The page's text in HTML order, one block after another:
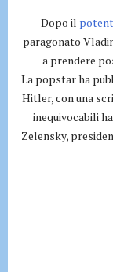
Dopo il
paragonato
a prendere
La popstar ha
Hitler, con una
inequivocabili
Zelensky,